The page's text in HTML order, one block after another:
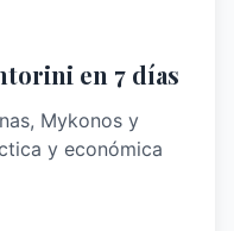
en 7 días
Mykonos y
y económica